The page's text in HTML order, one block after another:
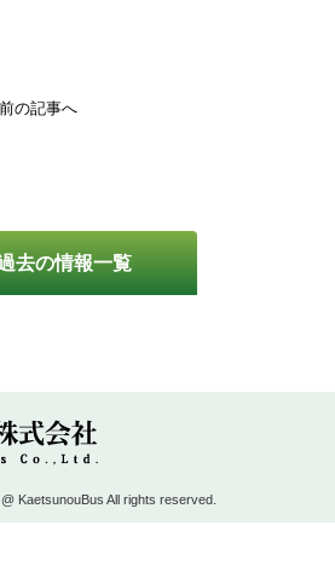
去の情報一覧
の記事へ
KaetsunouBus All rights reserved.